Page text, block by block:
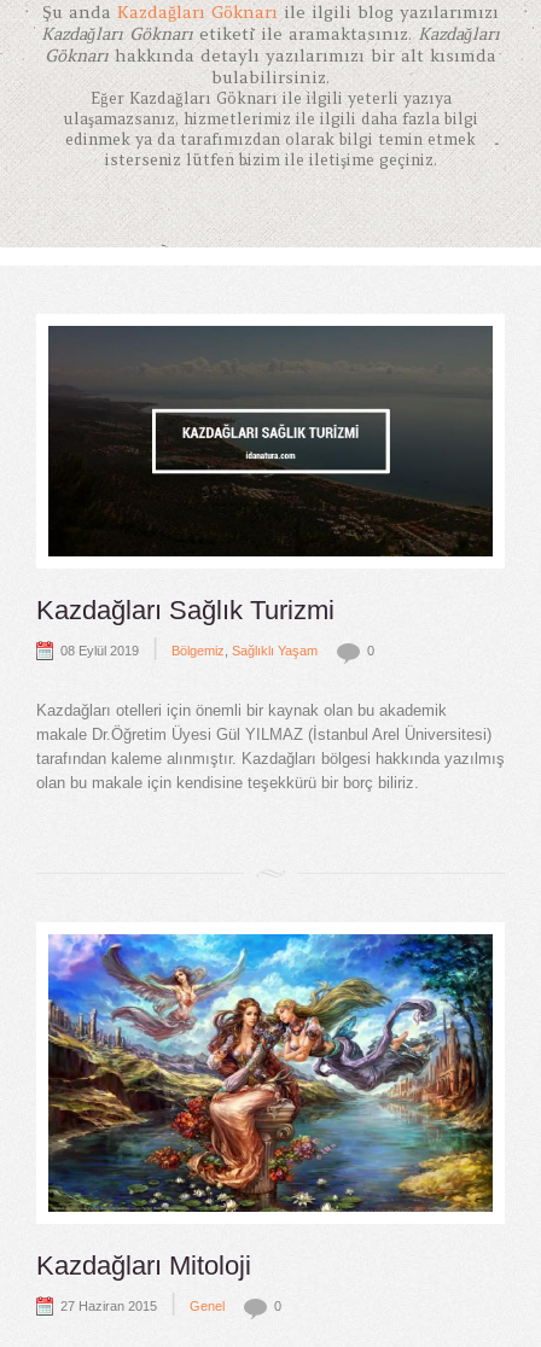
Şu anda Kazdağları Göknarı ile ilgili blog yazılarımızı
Kazdağları Göknarı etiketi ile aramaktasınız.Kazdağları
Göknarı hakkında detaylı yazılarımızı bir alt kısımda
bulabilirsiniz.
Eğer Kazdağları Göknarıile ilgili yeterli yazıya
ulaşamazsanız, hizmetlerimiz ile ilgili daha fazla bilgi
edinmek ya da tarafımızdan olarak bilgi temin etmek
isterseniz lütfen bizim ile iletişime geçiniz.
Kazdağları Sağlık Turizmi
08 Eylül 2019 | Bölgemiz Sağlıklı Yaşam 0
Kazdağları otelleri için önemli bir kaynak olan bu akademik
makale Dr.Öğretim Üyesi Gül YILMAZ (İstanbul Arel Üniversitesi)
tarafından kaleme alınmıştır. Kazdağları bölgesi hakkında yazılmış
olan bu makale için kendisine teşekkürü bir borç biliriz.
Kazdağları Mitoloji
27 Haziran 2015 | Genel 0